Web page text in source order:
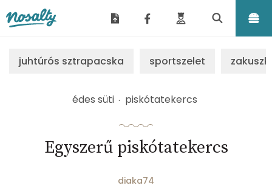
juhtúrós sztrapacska sportszelet
édes süti piskótatekercs
Egyszerű piskótatekercs
diaka74